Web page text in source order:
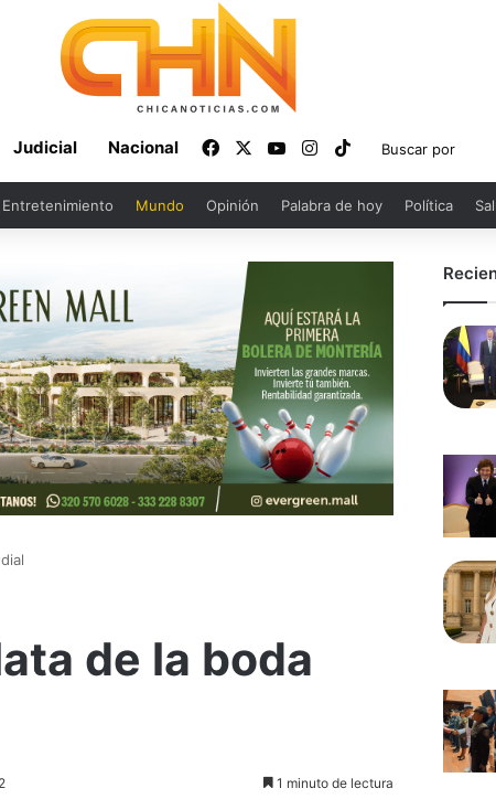
Judicial Nacional FacebookYouTubeInstagram
TikTok
Mundo Opinión Palabra de hoy Política
de la boda
1 minuto de lectura